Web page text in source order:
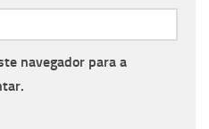
navegador para a